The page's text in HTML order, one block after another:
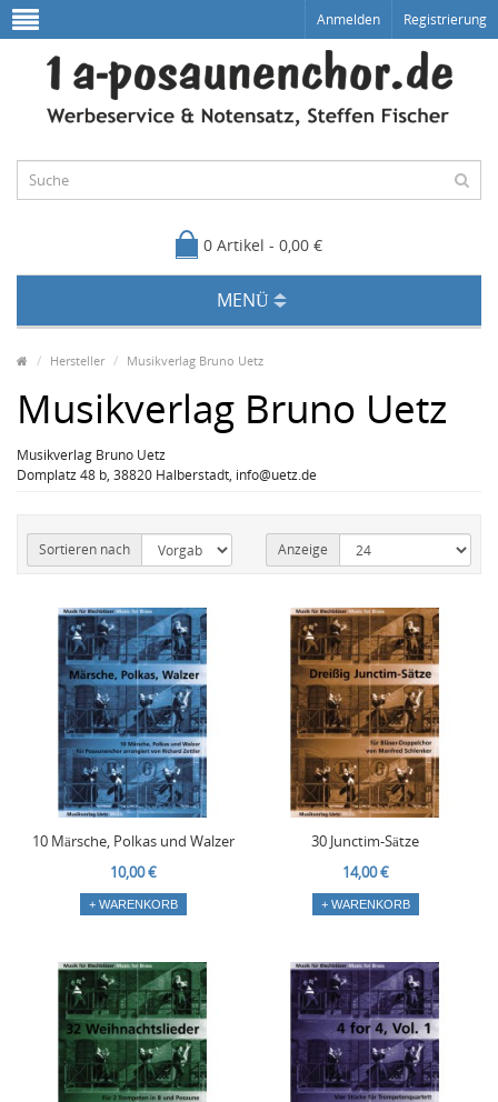
Anmelden Registrierung
0 Artikel - 0,00 €
MENÜ
Hersteller Musikverlag Bruno Uetz
Musikverlag Bruno Uetz
Musikverlag Bruno Uetz
Domplatz 48 b, 38820 Halberstadt, info@uetz.de
Sortieren nach Anzeige
10 Märsche, Polkas und Walzer
10,00 €
+ WARENKORB
30 Junctim-Sätze
14,00 €
+ WARENKORB